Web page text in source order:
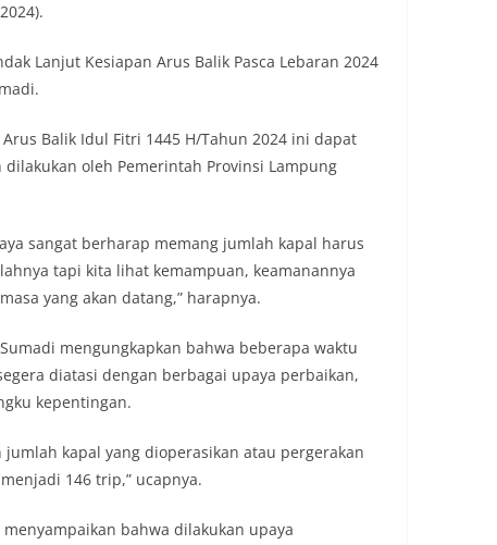
Lanjut Kesiapan Arus Balik Pasca Lebaran 2024
Balik Idul Fitri 1445 H/Tahun 2024 ini dapat
oleh Pemerintah Provinsi Lampung
sangat berharap memang jumlah kapal harus
tapi kita lihat kemampuan, keamanannya
yang akan datang,” harapnya.
mengungkapkan bahwa beberapa waktu
diatasi dengan berbagai upaya perbaikan,
kepentingan.
kapal yang dioperasikan atau pergerakan
146 trip,” ucapnya.
bahwa dilakukan upaya